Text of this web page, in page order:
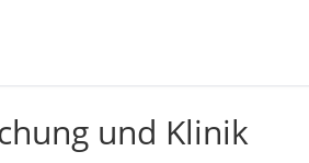
und Klinik